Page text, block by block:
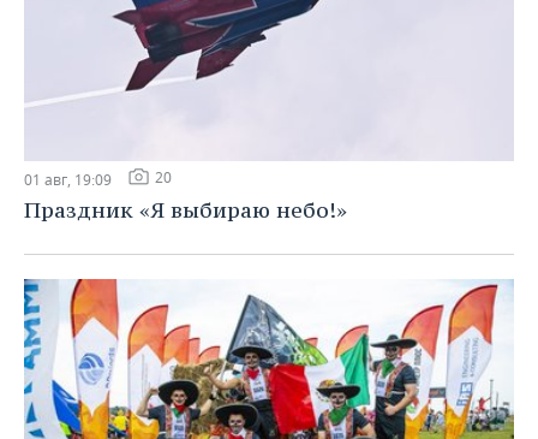
01 авг, 19:09 20
Праздник «Я выбираю небо!»